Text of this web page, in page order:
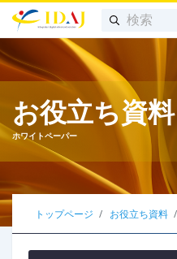
お役立ち資料
ホワイトペーパー
トップページ お役立ち資料